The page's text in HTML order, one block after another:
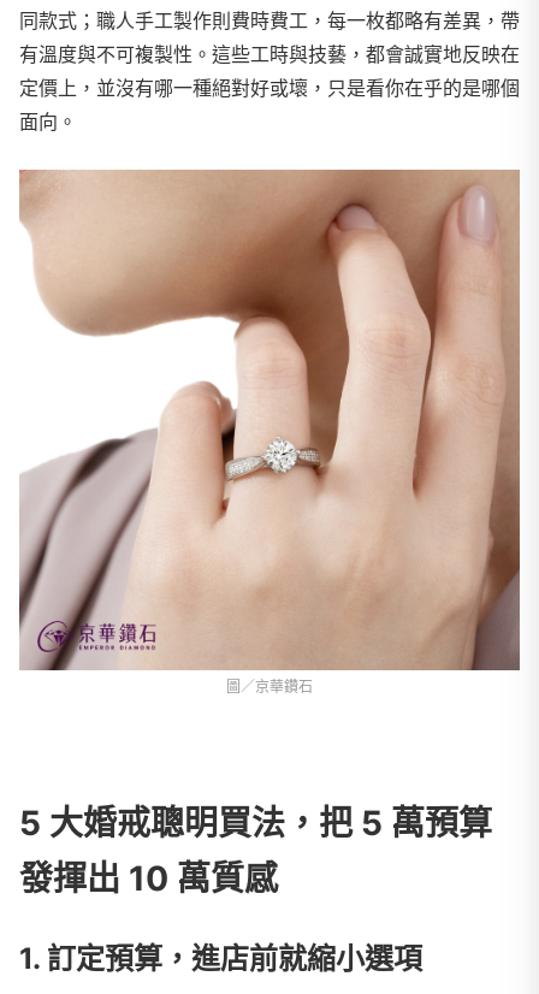
同款式；職人手工製作則費時費工，每一枚都略有差異，帶
有溫度與不可複製性。這些工時與技藝，都會誠實地反映在
定價上，並沒有哪一種絕對好或壞，只是看你在乎的是哪個
面向。
圖／京華鑽石
5 大婚戒聰明買法，把 5 萬預算
發揮出 10 萬質感
1. 訂定預算，進店前就縮小選項